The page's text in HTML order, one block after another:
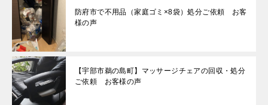
防府市で不用品（家庭ゴミ×8袋）処分ご依頼 お客
様の声
【宇部市鵜の島町】マッサージチェアの回収・処分
ご依頼 お客様の声